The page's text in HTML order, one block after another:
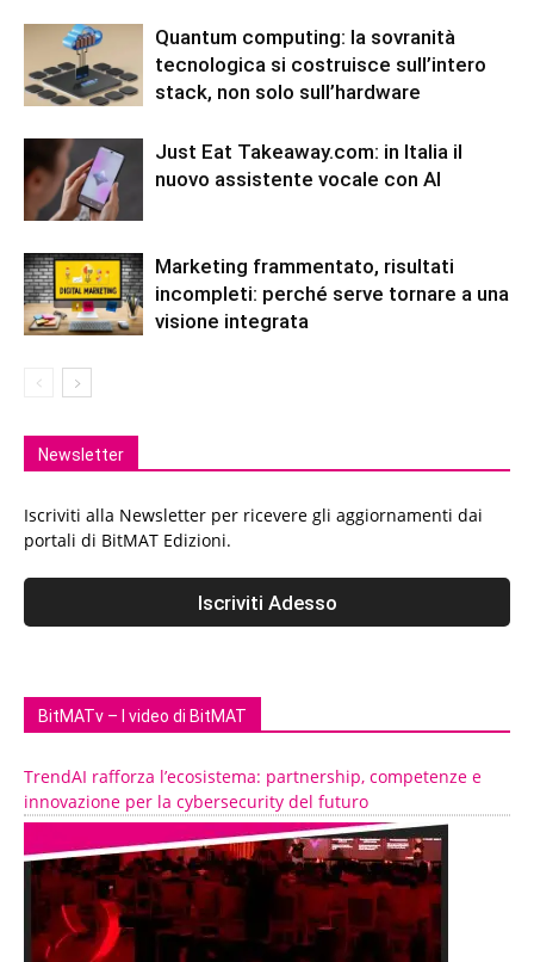
Quantum computing: la sovranità
tecnologica si costruisce sull’intero
stack, non solo sull’hardware
Just Eat Takeaway.com: in Italia il
nuovo assistente vocale con AI
Marketing frammentato, risultati
incompleti: perché serve tornare a una
visione integrata
Newsletter
Iscriviti alla Newsletter per ricevere gli aggiornamenti dai
portali di BitMAT Edizioni.
BitMATv – I video di BitMAT
TrendAI rafforza l’ecosistema: partnership, competenze e
innovazione per la cybersecurity del futuro